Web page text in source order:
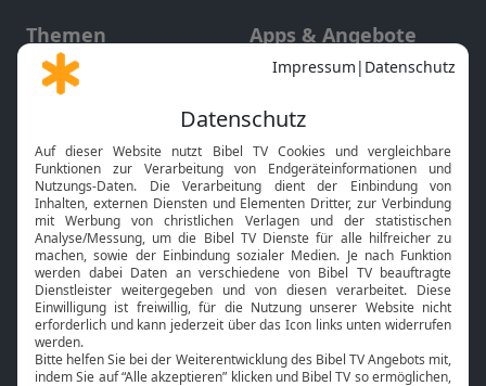
Themen
Gott und Bibel erklärt
Neuigkeiten
Apps & Angebote
Mobile App
Smart TV
HbbTV
Bibelthek Online-Bibel
Nächster Gottesdienst
Bibel TV
Über uns
Service
Kontakt